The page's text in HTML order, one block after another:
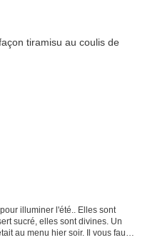
illuminer l'été.. Elles sont
sucré, elles sont divines. Un
au menu hier soir. Il vous faudra